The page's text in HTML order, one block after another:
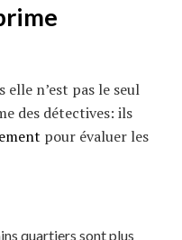
n’est pas le seul
des détectives: ils
pour évaluer les
quartiers sont plus